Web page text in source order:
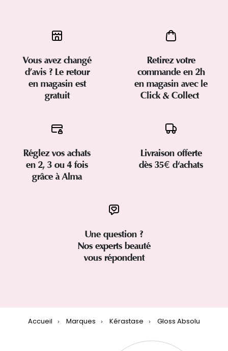
Vous avez changé
d’avis ? Le retour
en magasin est
gratuit
Retirez votre
commande en 2h
en magasin avec le
Click & Collect
Réglez vos achats
en 2, 3 ou 4 fois
grâce à Alma
Livraison offerte
dès 35€ d'achats
Une question ?
Nos experts beauté
vous répondent
Accueil Marques Kérastase Gloss Absolu